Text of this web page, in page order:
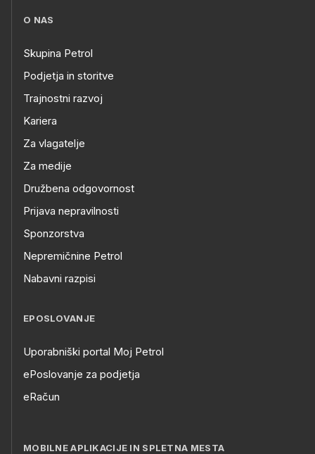
O NAS
Skupina Petrol
Podjetja in storitve
Trajnostni razvoj
Kariera
Za vlagatelje
Za medije
Družbena odgovornost
Prijava nepravilnosti
Sponzorstva
Nepremičnine Petrol
Nabavni razpisi
EPOSLOVANJE
Uporabniški portal Moj Petrol
ePoslovanje za podjetja
eRačun
MOBILNE APLIKACIJE IN SPLETNA MESTA